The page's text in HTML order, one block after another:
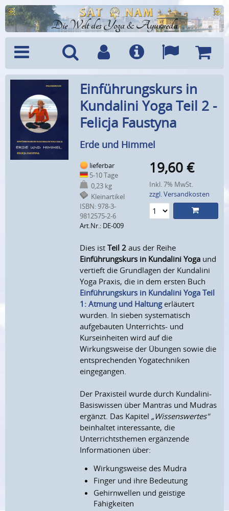
Die Welt des Yoga & Ayurveda
SucheBenutzerkonto
Info Sprachen
Einführungskurs in
Kundalini Yoga Teil 2 -
Felicja Faustyna
Erde und Himmel
lieferbar
5-10 Tage
0,23 kg
Kleinartikel
ISBN: 978-3-
9812575-2-6
Art.Nr.: DE-009
19,60 €
Inkl. 7% MwSt.
zzgl. Versandkosten
Dies istTeil 2 aus der Reihe
Einführungskurs in Kundalini Yoga und
vertieft die Grundlagen der Kundalini
Yoga Praxis, die in dem ersten Buch
Einführungskurs in Kundalini Yoga Teil
1: Atmung und Haltungerläutert
wurden. In sieben systematisch
aufgebauten Unterrichts- und
Kurseinheiten wird auf die
Wirkungsweise der Übungen sowie die
entsprechenden Yogatechniken
eingegangen.
Der Praxisteil wurde durch Kundalini-
Basiswissen über Mantras und Mudras
ergänzt. Das Kapitel„Wissenswertes"
beinhaltet interessante, die
Unterrichtsthemen ergänzende
Informationen über:
Wirkungsweise des Mudra
Finger und ihre Bedeutung
Gehirnwellen und geistige
Fähigkeiten